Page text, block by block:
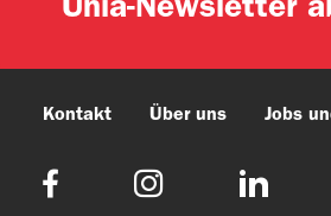
Kontakt Über uns Jobs